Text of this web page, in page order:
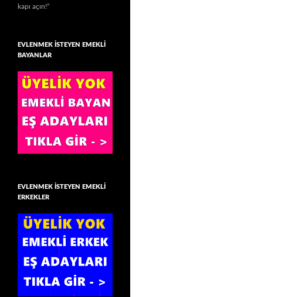
kapı açın!”
EVLENMEK İSTEYEN EMEKLİ
BAYANLAR
EVLENMEK İSTEYEN EMEKLİ
ERKEKLER